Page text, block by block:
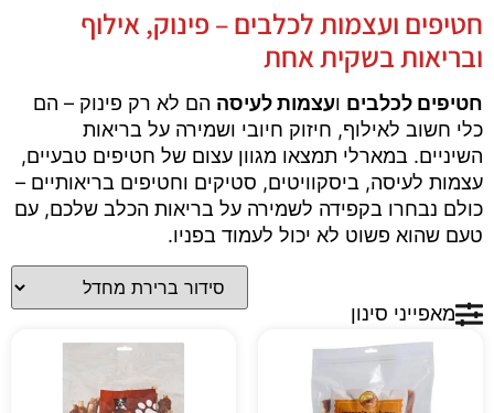
חטיפים ועצמות לכלבים – פינוק, אילוף
ובריאות בשקית אחת
חטיפים לכלבים ועצמות לעיסה הם לא רק פינוק – הם
כלי חשוב לאילוף, חיזוק חיובי ושמירה על בריאות
השיניים. במארלי תמצאו מגוון עצום של חטיפים טבעיים,
עצמות לעיסה, ביסקוויטים, סטיקים וחטיפים בריאותיים –
כולם נבחרו בקפידה לשמירה על בריאות הכלב שלכם, עם
טעם שהוא פשוט לא יכול לעמוד בפניו.
מאפייני סינון